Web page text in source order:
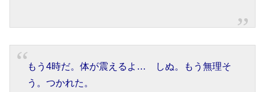
もう4時だ。体が震えるよ… しぬ。もう無理そ
う。つかれた。